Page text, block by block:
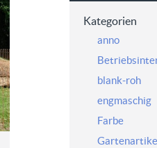
Kategorien
anno
blank-roh
engmaschig
Farbe